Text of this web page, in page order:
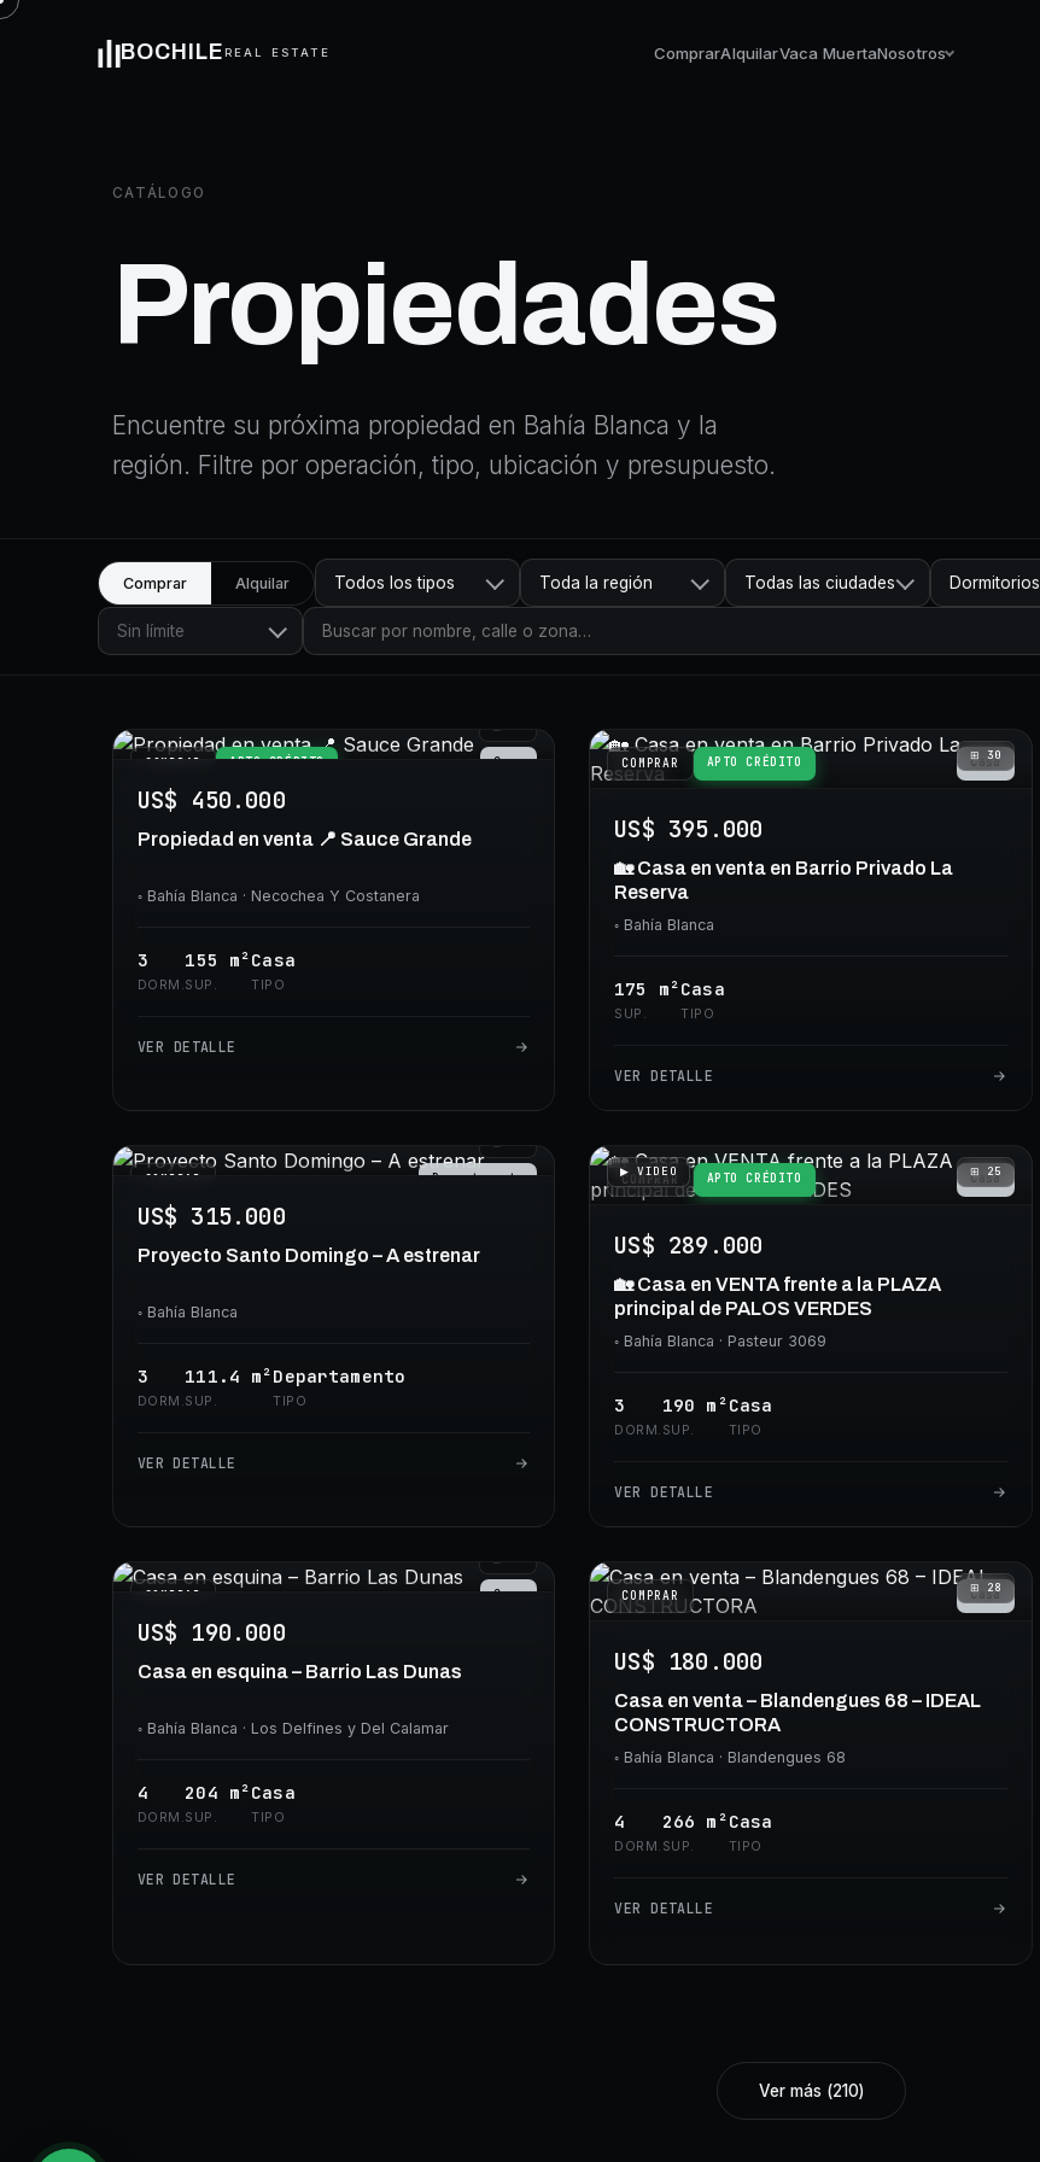
BOCHILE REAL ESTATE ComprarAlquilarVaca MuertaNosotros
CATÁLOGO
Propiedades
Encuentre su próxima propiedad en Bahía Blanca y la
región. Filtre por operación, tipo, ubicación y presupuesto.
Comprar Alquilar Todos los tipos Toda la región Todas las ciudades Dormitorios
Sin límite
COMPRAR APTO CRÉDITO Casa
US$ 450.000
Propiedad en venta 📍 Sauce Grande
◦ Bahía Blanca · Necochea Y Costanera
3
DORM.
155 m²
SUP.
Casa
TIPO
VER DETALLE
COMPRAR APTO CRÉDITO Casa
⊞ 30
US$ 395.000
🏡 Casa en venta en Barrio Privado La
Reserva
◦ Bahía Blanca
175 m²
SUP.
Casa
TIPO
VER DETALLE
COMPRAR Departamento
US$ 315.000
Proyecto Santo Domingo – A estrenar
◦ Bahía Blanca
3
DORM.
111.4 m²
SUP.
Departamento
TIPO
VER DETALLE
COMPRAR APTO CRÉDITO Casa
⊞ 25
▶ VIDEO
US$ 289.000
🏡 Casa en VENTA frente a la PLAZA
principal de PALOS VERDES
◦ Bahía Blanca · Pasteur 3069
3
DORM.
190 m²
SUP.
Casa
TIPO
VER DETALLE
COMPRAR Casa
US$ 190.000
Casa en esquina – Barrio Las Dunas
◦ Bahía Blanca · Los Delfines y Del Calamar
4
DORM.
204 m²
SUP.
Casa
TIPO
VER DETALLE
COMPRAR Casa
⊞ 28
US$ 180.000
Casa en venta – Blandengues 68 – IDEAL
CONSTRUCTORA
◦ Bahía Blanca · Blandengues 68
4
DORM.
266 m²
SUP.
Casa
TIPO
VER DETALLE
Ver más (210)